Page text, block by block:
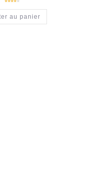
4.00
au panier